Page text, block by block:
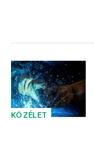
KÖZÉLET